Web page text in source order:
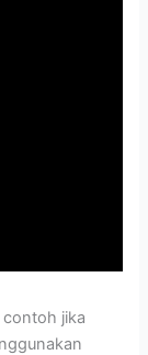
contoh jika